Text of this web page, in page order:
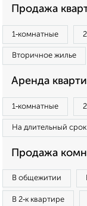
Продажа
1‑комнатные
Вторичное жилье
Аренда
1‑комнатные
На длительный срок
Продажа
В общежитии
В 2‑к квартире